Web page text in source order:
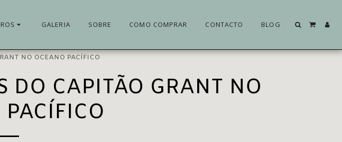
GALERIA SOBRE COMO COMPRAR CONTACTO BLOG
NO OCEANO PACÍFICO
DO CAPITÃO GRANT NO